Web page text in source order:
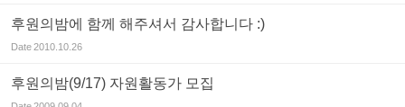
후원의밤에 함께 해주셔서 감사합니다 :)
Date2010.10.26
후원의밤(9/17) 자원활동가 모집